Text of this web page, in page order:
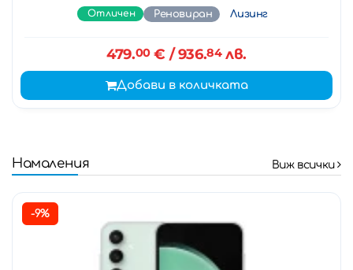
Отличен Реновиран Лизинг
479.00€ / 936.84лв.
Добави в количката
Намаления Виж всички
-9%